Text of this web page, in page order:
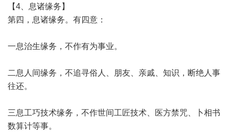
【4、息诸缘务】
第四，息诸缘务。有四意：
一息治生缘务，不作有为事业。
二息人间缘务，不追寻俗人、朋友、亲戚、知识，断绝人事
往还。
三息工巧技术缘务，不作世间工匠技术、医方禁咒、卜相书
数算计等事。